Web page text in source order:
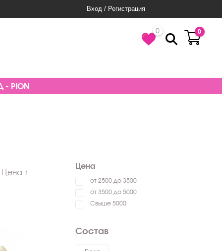
Вход / Регистрация
0 0
PION
Цена ↑
Цена
от 2500 до 3500
от 3500 до 5000
Свыше 5000
Состав